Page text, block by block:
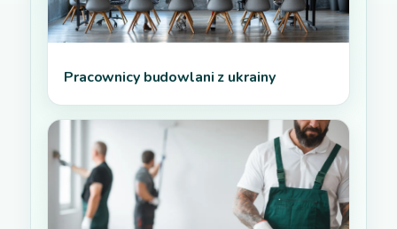
Pracownicy budowlani z ukrainy